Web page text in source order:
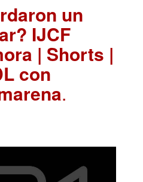
un
IJCF
| Shorts |
con
.